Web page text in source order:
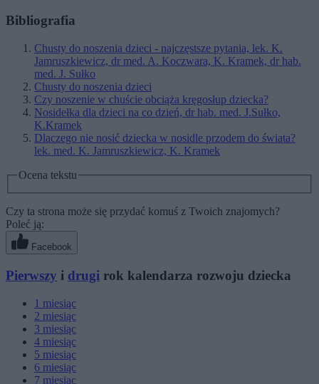
Bibliografia
Chusty do noszenia dzieci - najczęstsze pytania, lek. K.
Jamruszkiewicz, dr med. A. Koczwara, K. Kramek, dr hab.
med. J. Sułko
Chusty do noszenia dzieci
Czy noszenie w chuście obciąża kręgosłup dziecka?
Nosidełka dla dzieci na co dzień, dr hab. med. J.Sułko,
K.Kramek
Dlaczego nie nosić dziecka w nosidle przodem do świata?
lek. med. K. Jamruszkiewicz, K. Kramek
Ocena tekstu
Czy ta strona może się przydać komuś z Twoich znajomych?
Poleć ją:
Facebook
Pierwszy i drugi rok kalendarza rozwoju dziecka
1 miesiąc
2 miesiąc
3 miesiąc
4 miesiąc
5 miesiąc
6 miesiąc
7 miesiąc